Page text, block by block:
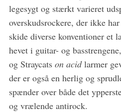
legesygt og stærkt varieret
overskudsrockere, der ikke
skide diverse konventioner et
hevet i guitar- og
og Straycats on acidlarmer
der er også en herlig og
spænder over både det
og vrælende antirock.
c
h
f
r
: